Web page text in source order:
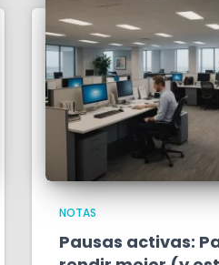
NOTAS
Pausas activas: